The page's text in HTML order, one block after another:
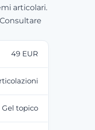
articolari.
49 EUR
Gel topico